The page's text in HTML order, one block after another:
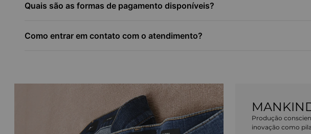
Quais são as formas de pagamento disponíveis?
Como entrar em contato com o atendimento?
Produção
inovação como